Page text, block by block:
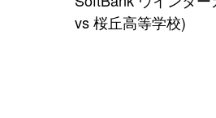
vs 桜丘高等学校)